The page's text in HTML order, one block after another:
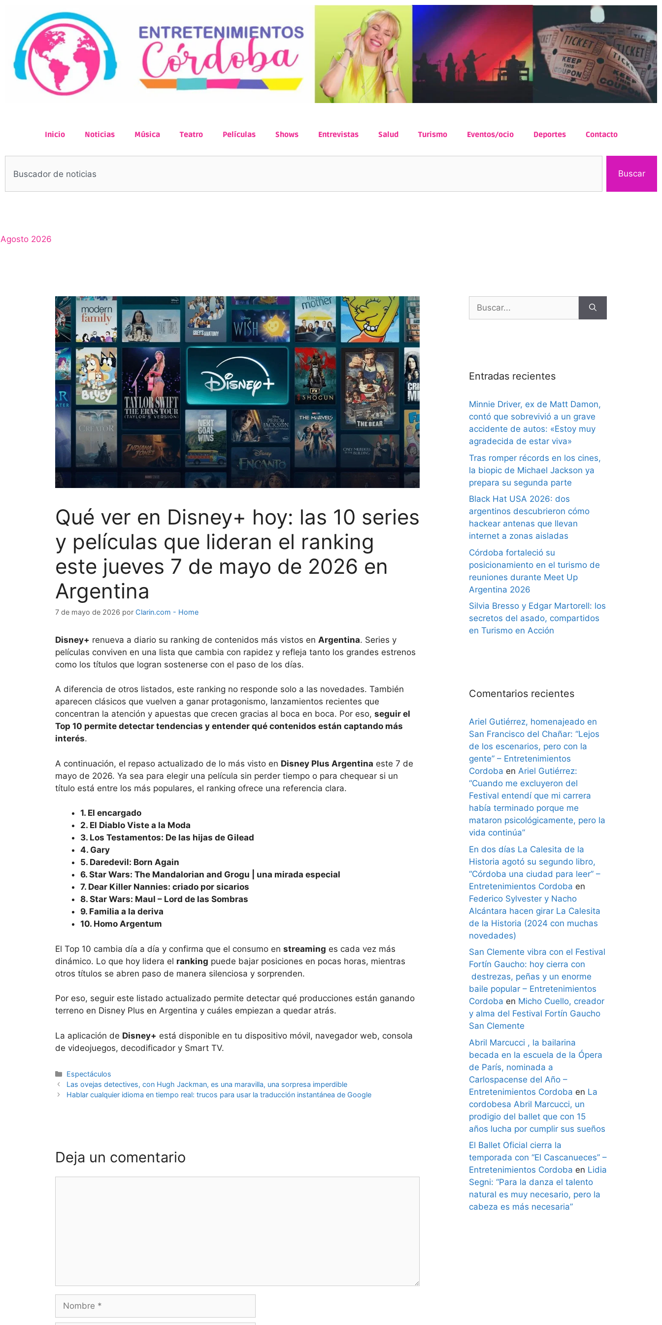
Inicio Noticias Música Teatro Películas Shows Entrevistas Salud Turismo Eventos/ocio Deportes Contacto
Buscar
Agosto 2026
Qué ver en Disney+ hoy: las 10 series
y películas que lideran el ranking
este jueves 7 de mayo de 2026 en
Argentina
7 de mayo de 2026 por Clarin.com - Home
Disney+ renueva a diario su ranking de contenidos más vistos en Argentina. Series y
películas conviven en una lista que cambia con rapidez y refleja tanto los grandes estrenos
como los títulos que logran sostenerse con el paso de los días.
A diferencia de otros listados, este ranking no responde solo a las novedades. También
aparecen clásicos que vuelven a ganar protagonismo, lanzamientos recientes que
concentran la atención y apuestas que crecen gracias al boca en boca. Por eso, seguir el
Top 10 permite detectar tendencias y entender qué contenidos están captando más
interés.
A continuación, el repaso actualizado de lo más visto en Disney Plus Argentina este 7 de
mayo de 2026. Ya sea para elegir una película sin perder tiempo o para chequear si un
título está entre los más populares, el ranking ofrece una referencia clara.
1. El encargado
2. El Diablo Viste a la Moda
3. Los Testamentos: De las hijas de Gilead
4. Gary
5. Daredevil: Born Again
6. Star Wars: The Mandalorian and Grogu | una mirada especial
7. Dear Killer Nannies: criado por sicarios
8. Star Wars: Maul – Lord de las Sombras
9. Familia a la deriva
10. Homo Argentum
El Top 10 cambia día a día y confirma que el consumo en streaming es cada vez más
dinámico. Lo que hoy lidera el ranking puede bajar posiciones en pocas horas, mientras
otros títulos se abren paso de manera silenciosa y sorprenden.
Por eso, seguir este listado actualizado permite detectar qué producciones están ganando
terreno en Disney Plus en Argentina y cuáles empiezan a quedar atrás.
La aplicación de Disney+ está disponible en tu dispositivo móvil, navegador web, consola
de videojuegos, decodificador y Smart TV.
Espectáculos
Las ovejas detectives, con Hugh Jackman, es una maravilla, una sorpresa imperdible
Hablar cualquier idioma en tiempo real: trucos para usar la traducción instantánea de Google
Deja un comentario
Entradas recientes
Minnie Driver, ex de Matt Damon,
contó que sobrevivió a un grave
accidente de autos: «Estoy muy
agradecida de estar viva»
Tras romper récords en los cines,
la biopic de Michael Jackson ya
prepara su segunda parte
Black Hat USA 2026: dos
argentinos descubrieron cómo
hackear antenas que llevan
internet a zonas aisladas
Córdoba fortaleció su
posicionamiento en el turismo de
reuniones durante Meet Up
Argentina 2026
Silvia Bresso y Edgar Martorell: los
secretos del asado, compartidos
en Turismo en Acción
Comentarios recientes
Ariel Gutiérrez, homenajeado en
San Francisco del Chañar: “Lejos
de los escenarios, pero con la
gente” – Entretenimientos
Cordoba en Ariel Gutiérrez:
“Cuando me excluyeron del
Festival entendí que mi carrera
había terminado porque me
mataron psicológicamente, pero la
vida continúa”
En dos días La Calesita de la
Historia agotó su segundo libro,
“Córdoba una ciudad para leer” –
Entretenimientos Cordoba en
Federico Sylvester y Nacho
Alcántara hacen girar La Calesita
de la Historia (2024 con muchas
novedades)
San Clemente vibra con el Festival
Fortín Gaucho: hoy cierra con
destrezas, peñas y un enorme
baile popular – Entretenimientos
Cordoba en Micho Cuello, creador
y alma del Festival Fortín Gaucho
San Clemente
Abril Marcucci , la bailarina
becada en la escuela de la Ópera
de París, nominada a
Carlospacense del Año –
Entretenimientos Cordoba en La
cordobesa Abril Marcucci, un
prodigio del ballet que con 15
años lucha por cumplir sus sueños
El Ballet Oficial cierra la
temporada con “El Cascanueces” –
Entretenimientos Cordoba en Lidia
Segni: “Para la danza el talento
natural es muy necesario, pero la
cabeza es más necesaria”